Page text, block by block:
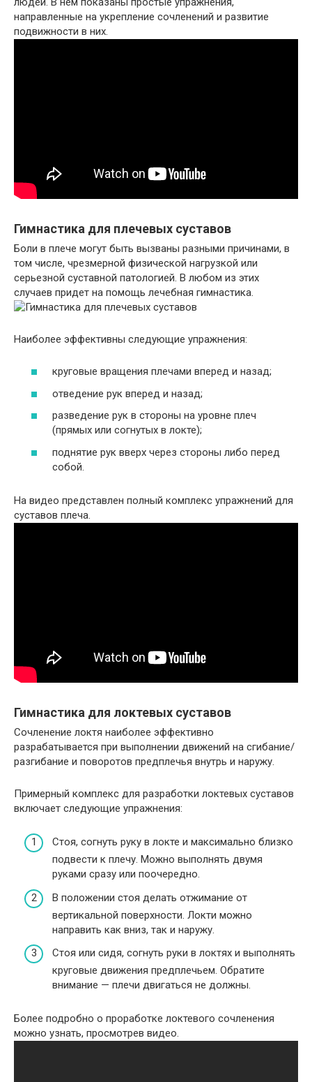
направленные на укрепление сочленений и развитие
подвижности в них.
Гимнастика для плечевых суставов
Боли в плече могут быть вызваны разными причинами, в
том числе, чрезмерной физической нагрузкой или
серьезной суставной патологией. В любом из этих
случаев придет на помощь лечебная гимнастика.
Наиболее эффективны следующие упражнения:
круговые вращения плечами вперед и назад;
отведение рук вперед и назад;
разведение рук в стороны на уровне плеч
(прямых или согнутых в локте);
поднятие рук вверх через стороны либо перед
собой.
На видео представлен полный комплекс упражнений для
суставов плеча.
Гимнастика для локтевых суставов
Сочленение локтя наиболее эффективно
разрабатывается при выполнении движений на сгибание/
разгибание и поворотов предплечья внутрь и наружу.
Примерный комплекс для разработки локтевых суставов
включает следующие упражнения:
Стоя, согнуть руку в локте и максимально близко
подвести к плечу. Можно выполнять двумя
руками сразу или поочередно.
В положении стоя делать отжимание от
вертикальной поверхности. Локти можно
направить как вниз, так и наружу.
Стоя или сидя, согнуть руки в локтях и выполнять
круговые движения предплечьем. Обратите
внимание — плечи двигаться не должны.
Более подробно о проработке локтевого сочленения
можно узнать, просмотрев видео.